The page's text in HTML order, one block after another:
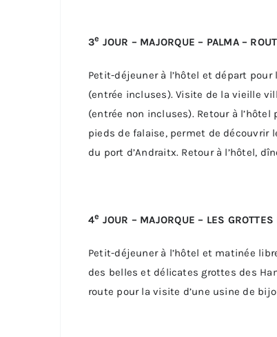
3e JOUR – MAJORQUE – PALMA –
Petit-déjeuner à l’hôtel et départ
(entrée incluses). Visite de la vieille
(entrée non incluses). Retour à
pieds de falaise, permet de découvrir
du port d’Andraitx. Retour à l’hôtel,
4e JOUR – MAJORQUE – LES
Petit-déjeuner à l’hôtel et matinée
des belles et délicates grottes des
route pour la visite d’une usine de